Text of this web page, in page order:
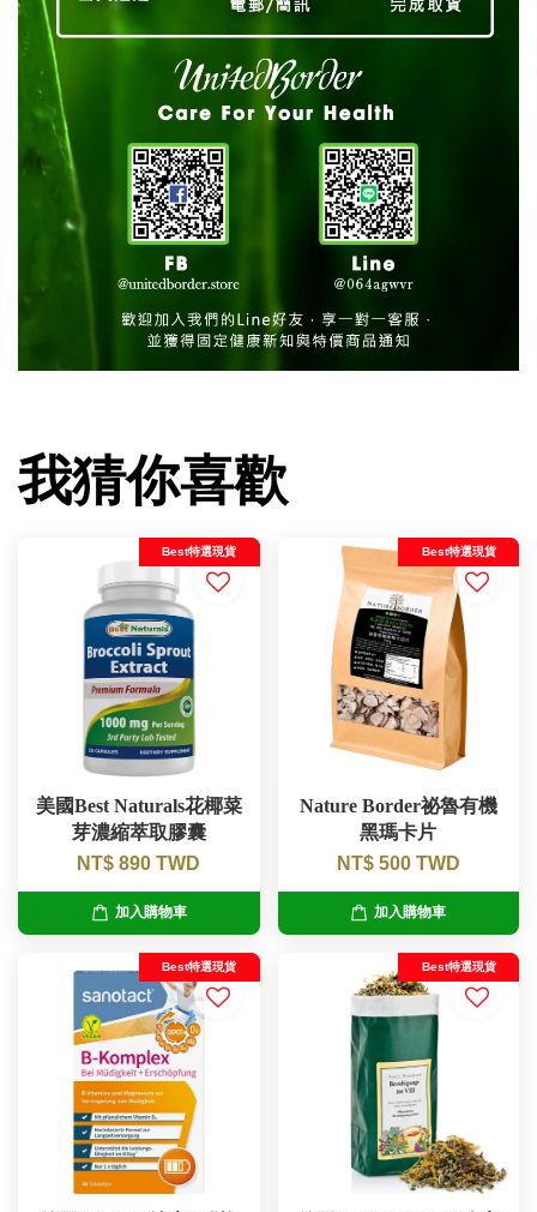
我猜你喜歡
Best特選現貨
美國Best Naturals花椰菜
芽濃縮萃取膠囊
NT$ 890 TWD
加入購物車
Best特選現貨
Nature Border祕魯有機
黑瑪卡片
NT$ 500 TWD
加入購物車
Best特選現貨 Best特選現貨